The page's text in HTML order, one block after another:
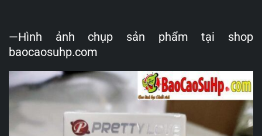
—Hình ảnh chụp sản phẩm tại shop
baocaosuhp.com